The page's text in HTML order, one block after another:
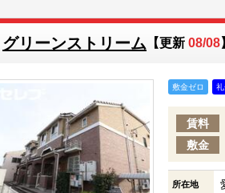
グリーンストリーム 【更新 08/08
敷金ゼロ
賃料
敷金
所在地